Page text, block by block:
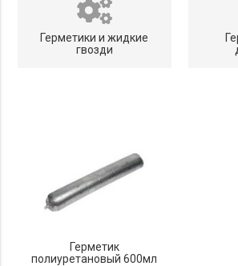
Герметики и жидкие
гвозди
Герметик
полиуретановый 600мл